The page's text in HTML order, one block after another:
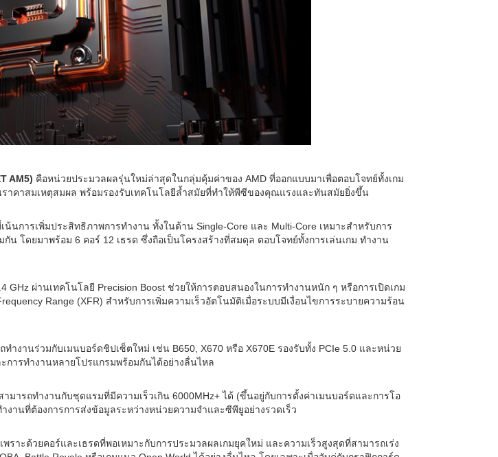
AM5) คือหน่วยประมวลผลรุ่นใหม่ล่าสุดในกลุ่มคุ้มค่าของ AMD ที่ออกแบบมาเพื่อตอบโจทย์ทั้งเกม
าคาสมเหตุสมผล พร้อมรองรับเทคโนโลยีล้ำสมัยที่ทำให้พีซีของคุณแรงและทันสมัยยิ่งขึ้น
นการเพิ่มประสิทธิภาพการทำงาน ทั้งในด้าน Single-Core และ Multi-Core เหมาะสำหรับการ
น โดยมาพร้อม 6 คอร์ 12 เธรด ซึ่งถือเป็นโครงสร้างที่สมดุล ตอบโจทย์ทั้งการเล่นเกม ทำงาน
ผ่านเทคโนโลยี Precision Boost ช่วยให้การตอบสนองในการทำงานหนัก ๆ หรือการเปิดเกม
Range (XFR) สำหรับการเพิ่มความเร็วอัตโนมัติเมื่อระบบมีเงื่อนไขการระบายความร้อน
ำงานร่วมกับเมนบอร์ดชิปเซ็ตใหม่ เช่น B650, X670 หรือ X670E รองรับทั้ง PCIe 5.0 และหน่วย
ารทำงานหลายโปรแกรมพร้อมกันได้อย่างลื่นไหล
มารถทำงานกับชุดแรมที่มีความเร็วเกิน 6000MHz+ ได้ (ขึ้นอยู่กับการตั้งค่าเมนบอร์ดและการโอ
านที่ต้องการการส่งข้อมูลระหว่างหน่วยความจำและซีพียูอย่างรวดเร็ว
ราะด้วยคอร์และเธรดที่พอเหมาะกับการประมวลผลเกมยุคใหม่ และความเร็วสูงสุดที่สามารถเร่ง